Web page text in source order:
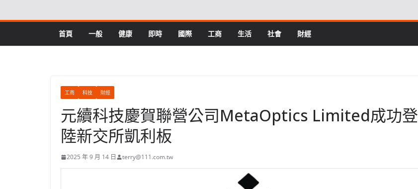
to
首頁 一般 健康 即時 國際 工商 生活 社會 財經
工商 科技 財經
元續科技慶賀聯營公司MetaOptics Limited成功登
陸新交所凱利板
2025 年 9 月 14 日 terry@111.com.tw